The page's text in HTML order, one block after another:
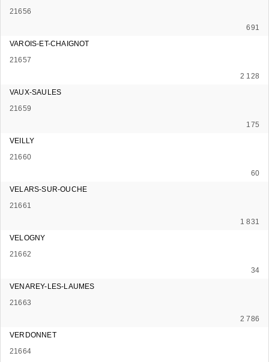
21656
691
VAROIS-ET-CHAIGNOT
21657
2 128
VAUX-SAULES
21659
175
VEILLY
21660
60
VELARS-SUR-OUCHE
21661
1 831
VELOGNY
21662
34
VENAREY-LES-LAUMES
21663
2 786
VERDONNET
21664